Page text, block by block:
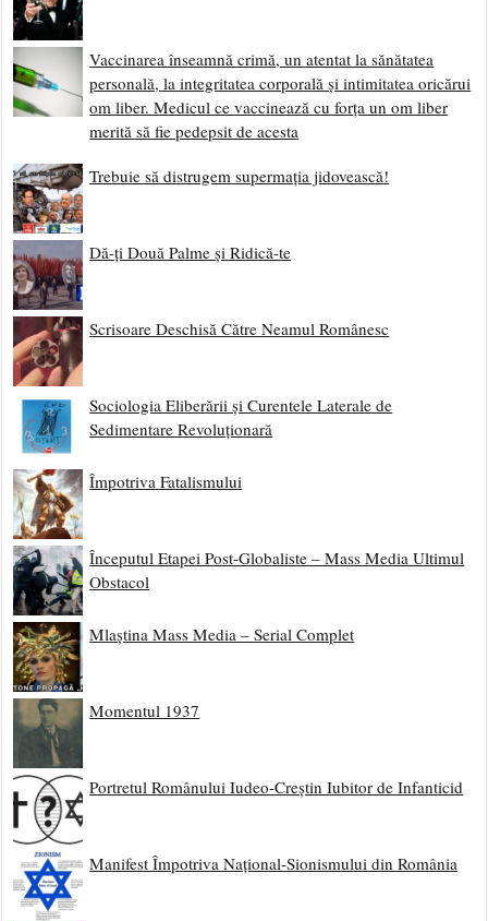
Vaccinarea înseamnă crimă, un atentat la sănătatea
personală, la integritatea corporală și intimitatea oricărui
om liber. Medicul ce vaccinează cu forța un om liber
merită să fie pedepsit de acesta
Trebuie să distrugem supermația jidovească!
Dă-ți Două Palme și Ridică-te
Scrisoare Deschisă Către Neamul Românesc
Sociologia Eliberării și Curentele Laterale de
Sedimentare Revoluționară
Împotriva Fatalismului
Începutul Etapei Post-Globaliste – Mass Media Ultimul
Obstacol
Mlaștina Mass Media – Serial Complet
Momentul 1937
Portretul Românului Iudeo-Creștin Iubitor de Infanticid
Manifest Împotriva Național-Sionismului din România